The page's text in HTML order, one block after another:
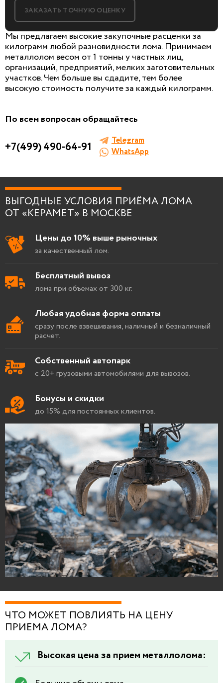
ЗАКАЗАТЬ ТОЧНУЮ ОЦЕНКУ
БЕСПЛАТНАЯ КОНСУЛЬТАЦИЯ
И ОЦЕНКА ЛОМА
Я согласен наобработку персональных
данных.
Мы предлагаем высокие закупочные расценки за
килограмм любой разновидности лома. Принимаем
металлолом весом от 1 тонны у частных лиц,
организаций, предприятий, мелких заготовительных
участков. Чем больше вы сдадите, тем более
высокую стоимость получите за каждый килограмм.
По всем вопросам обращайтесь
+7(499) 490-64-91
Telegram
WhatsApp
ВЫГОДНЫЕ УСЛОВИЯ ПРИЁМА ЛОМА
ОТ «КЕРАМЕТ» В МОСКВЕ
Цены до 10% выше рыночных
за качественный лом.
Бесплатный вывоз
лома при объемах от 300 кг.
Любая удобная форма оплаты
сразу после взвешивания, наличный и безналичный
расчет.
Собственный автопарк
с 20+ грузовыми автомобилями для вывозов.
Бонусы и скидки
до 15% для постоянных клиентов.
ЧТО МОЖЕТ ПОВЛИЯТЬ НА ЦЕНУ
ПРИЕМА ЛОМА?
Высокая цена за прием металлолома: